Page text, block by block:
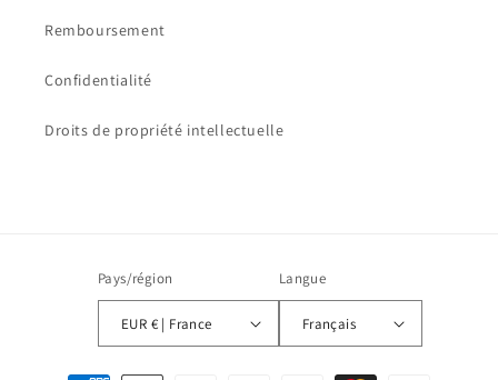
Remboursement
Confidentialité
Droits de propriété intellectuelle
Pays/région
EUR € | France
Langue
Français